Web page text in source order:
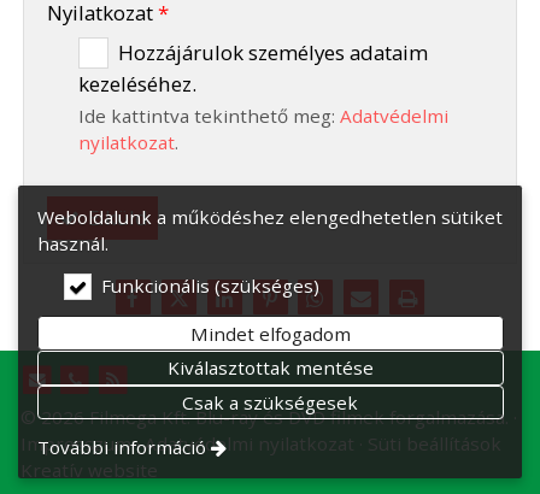
Nyilatkozat*
Hozzájárulok személyes adataim
kezeléséhez.
Ide kattintva tekinthető meg: Adatvédelmi
nyilatkozat.
Elküld
© 2026 Filmega Kft. Blu-ray és DVD filmek forgalmazása.
Impresszum Adatvédelmi nyilatkozat
Süti beállítások
Kreatív website
Weboldalunk a működéshez elengedhetetlen sütiket
használ.
Funkcionális (szükséges)
Mindet elfogadom
Kiválasztottak mentése
Csak a szükségesek
További információ